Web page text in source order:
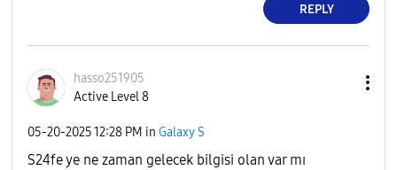
REPLY
hasso251905
Active Level 8
‎05-20-202512:28 PM in Galaxy S
S24fe ye ne zaman gelecek bilgisi olan var mı